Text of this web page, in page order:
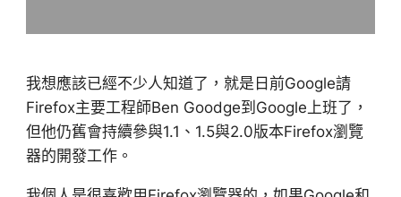
我想應該已經不少人知道了，就是日前Google請
Firefox主要工程師Ben Goodge到Google上班了，
但他仍舊會持續參與1.1、1.5與2.0版本Firefox瀏覽
器的開發工作。